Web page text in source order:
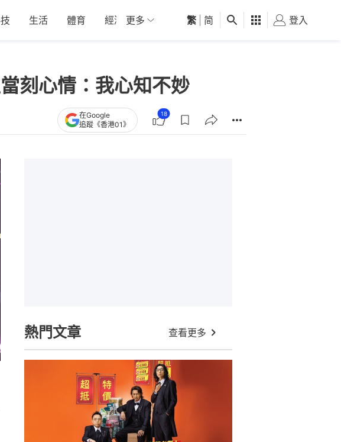
生活 體育 經濟 01深圳 觀點 健康 好食玩飛
更多 繁 简 登入
刻心情：我心知不妙
在Google
追蹤《香港01》
18
熱門文章 查看更多